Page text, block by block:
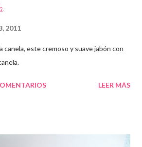
2011
canela, este cremoso y suave jabón con
LEER MÁS